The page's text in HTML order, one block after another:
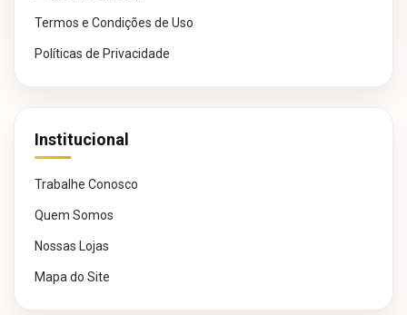
Termos e Condições de Uso
Políticas de Privacidade
Institucional
Trabalhe Conosco
Quem Somos
Nossas Lojas
Mapa do Site